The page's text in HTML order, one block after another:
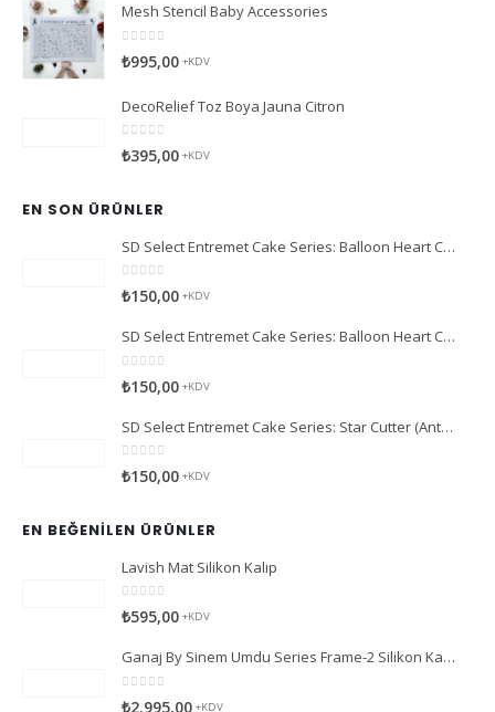
Mesh Stencil Baby Accessories
0
₺995,00 +KDV
DecoRelief Toz Boya Jauna Citron
05 üzerinden
₺395,00 +KDV
EN SON ÜRÜNLER
SD Select Entremet Cake Series: Balloon Heart Cutter Small Cutter (Antreme Pasta Serisi: Balon Kalp Kesici)
0 5 üzerinden
₺150,00 +KDV
SD Select Entremet Cake Series: Balloon Heart Cutter Cutter (Antreme Pasta Serisi: Balon Kalp Kesici)
0
₺150,00 +KDV
SD Select Entremet Cake Series: Star Cutter (Antreme Pasta Serisi: Yıldız Kesici)
0 5 üzerinden
₺150,00 +KDV
EN BEĞENILEN ÜRÜNLER
Lavish Mat Silikon Kalıp
05 üzerinden
₺595,00 +KDV
Ganaj By Sinem Umdu Series Frame-2 Silikon Kalıp
0
₺2.995,00 +KDV